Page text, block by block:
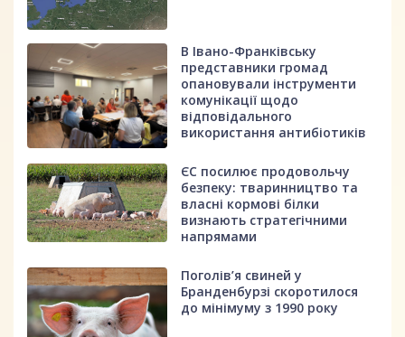
В Івано-Франківську
представники громад
опановували інструменти
комунікації щодо
відповідального
використання антибіотиків
ЄС посилює продовольчу
безпеку: тваринництво та
власні кормові білки
визнають стратегічними
напрямами
Поголів’я свиней у
Бранденбурзі скоротилося
до мінімуму з 1990 року